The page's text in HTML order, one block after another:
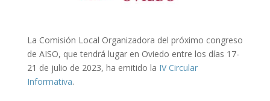
La Comisión Local Organizadora del próximo congreso
de AISO, que tendrá lugar en Oviedo entre los días 17-
21 de julio de 2023, ha emitido la IV Circular
Informativa.